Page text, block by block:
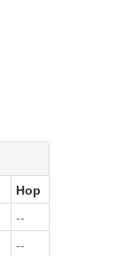
Нор
--
--